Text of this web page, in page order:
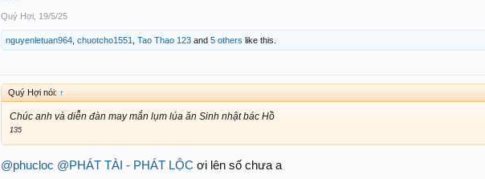
Quý Hợi 19/5/25
nguyenletuan964 chuotcho1551 Tao Thao 123 and 5 others like this.
Quý Hợi nói: ↑
Chúc anh và diễn đàn may mắn lụm lúa ăn Sinh nhật bác Hồ
135
@phucloc @PHÁT TÀI - PHÁT LỘC ơi lên số chưa a